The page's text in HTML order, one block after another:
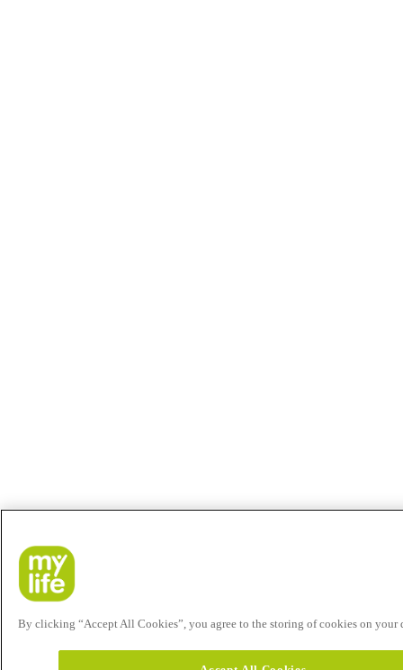
By clicking “Accept All Cookies”, you agree to the storing of cookies on your